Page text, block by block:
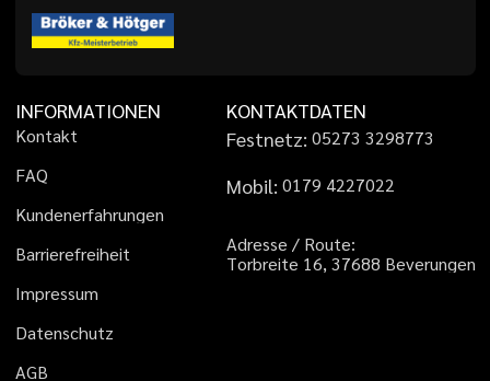
INFORMATIONEN
Kontakt
FAQ
Kundenerfahrungen
Barrierefreiheit
Impressum
Datenschutz
AGB
KONTAKTDATEN
Festnetz: 05273 3298773
Mobil: 01 79 4227022
Adresse / Route:
Torbreite 16, 37688 Beverungen